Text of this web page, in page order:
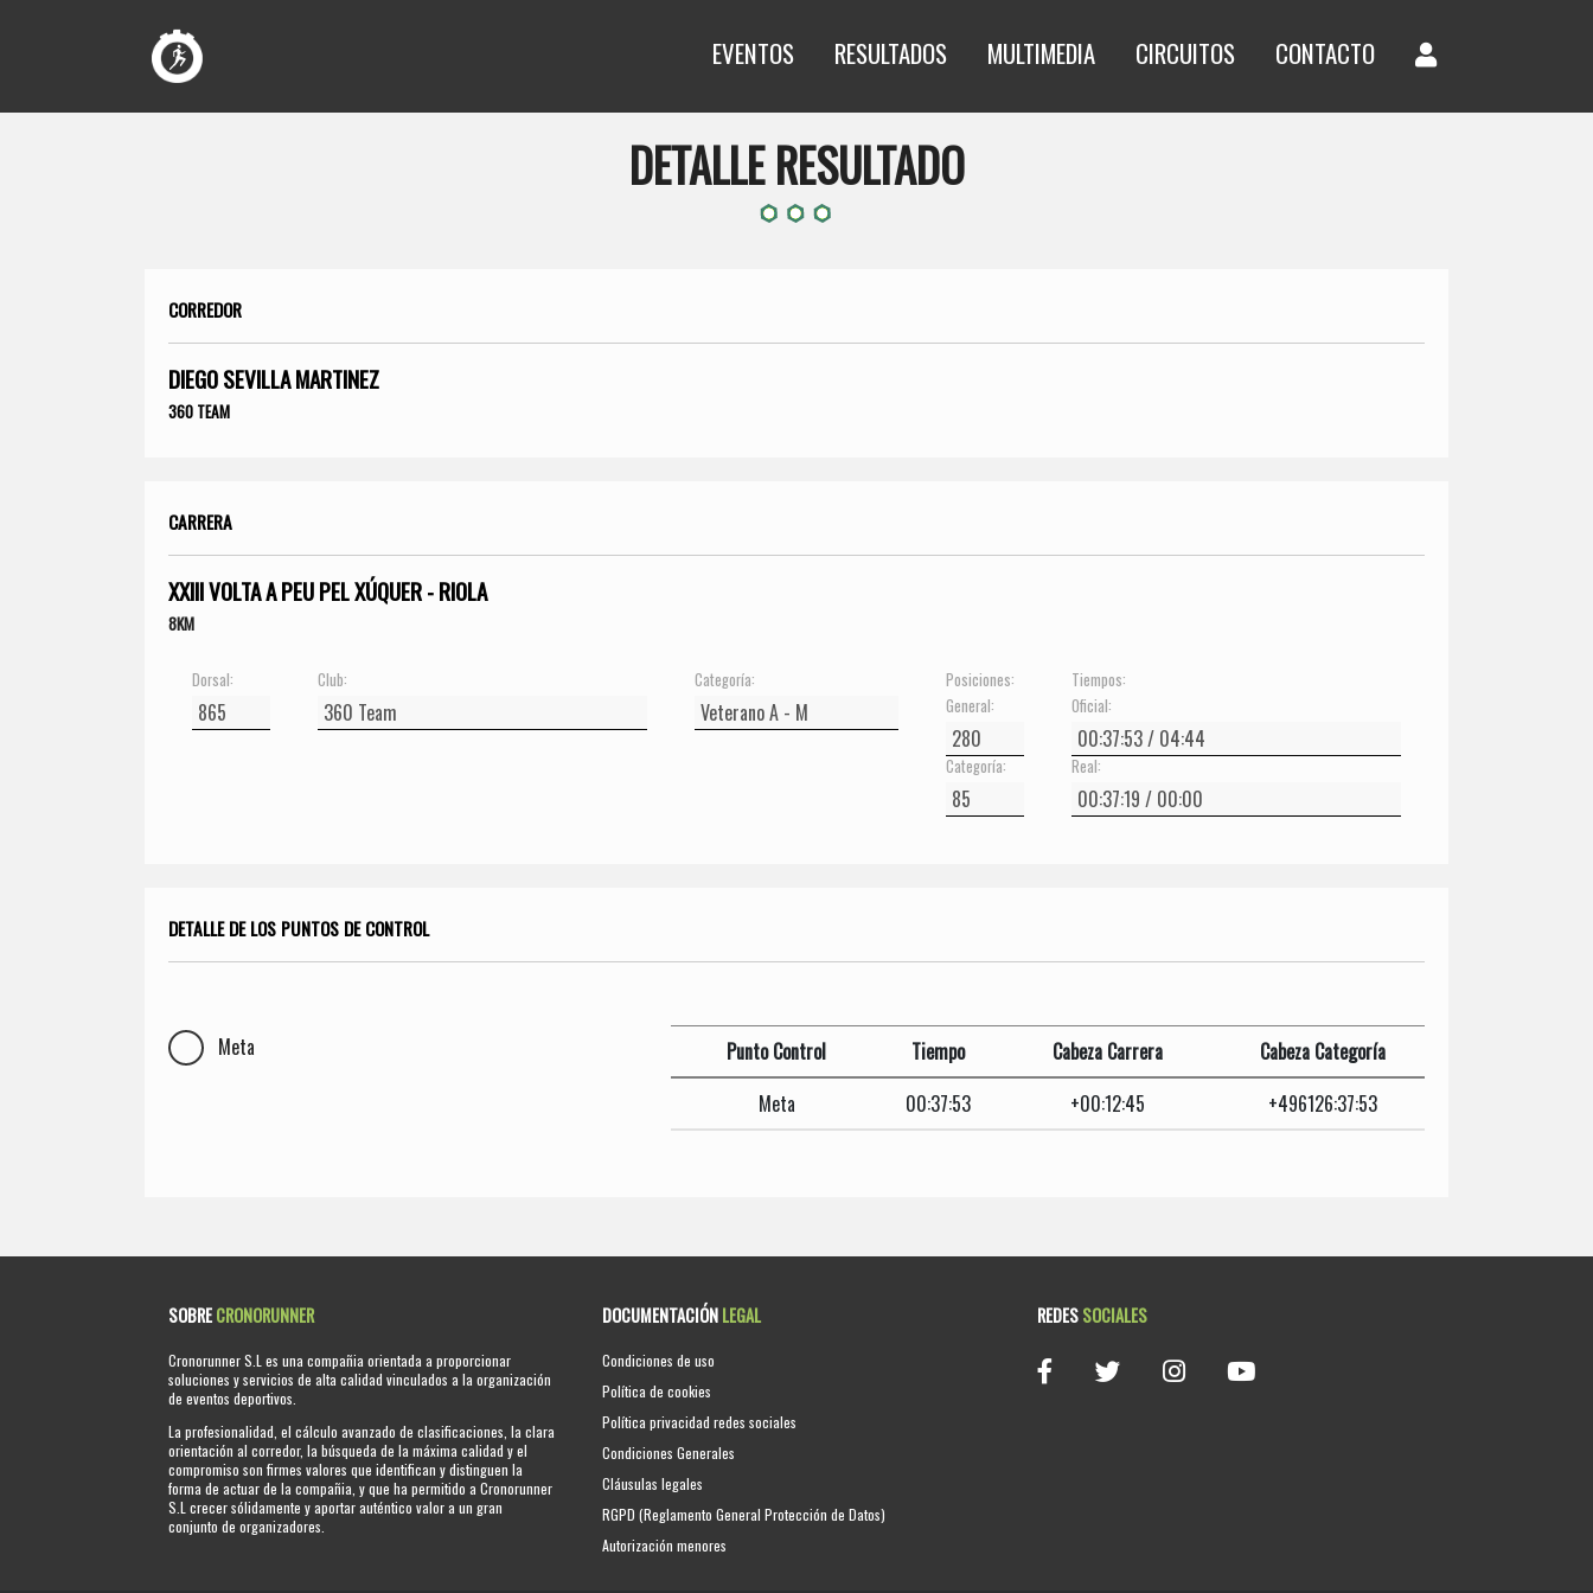
EVENTOS RESULTADOS MULTIMEDIA CIRCUITOS CONTACTO
DETALLE RESULTADO
CORREDOR
DIEGO SEVILLA MARTINEZ
360 TEAM
CARRERA
XXIII VOLTA A PEU PEL XÚQUER - RIOLA
8KM
Dorsal: Club: Categoría:
Posiciones:
General:
Categoría:
Tiempos:
Oficial:
Real:
DETALLE DE LOS PUNTOS DE CONTROL
Meta Punto Control Tiempo Cabeza Carrera
Cabeza Categoría
Meta
00:37:53 +00:12:45 +496126:37:53
SOBRECRONORUNNER
Cronorunner S.L es una compañia orientada a proporcionar
soluciones y servicios de alta calidad vinculados a la organización
de eventos deportivos.
La profesionalidad, el cálculo avanzado de clasificaciones, la clara
orientación al corredor, la búsqueda de la máxima calidad y el
compromiso son firmes valores que identifican y distinguen la
forma de actuar de la compañia, y que ha permitido a Cronorunner
S.L crecer sólidamente y aportar auténtico valor a un gran
conjunto de organizadores.
DOCUMENTACIÓNLEGAL
Condiciones de uso
Política de cookies
Política privacidad redes sociales
Condiciones Generales
Cláusulas legales
RGPD (Reglamento General Protección de Datos)
Autorización menores
REDESSOCIALES